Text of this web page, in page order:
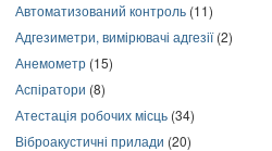
Автоматизований контроль (11)
Адгезиметри, вимірювачі адгезії(2)
Анемометр (15)
Аспіратори (8)
Атестація робочих місць (34)
Віброакустичні прилади (20)